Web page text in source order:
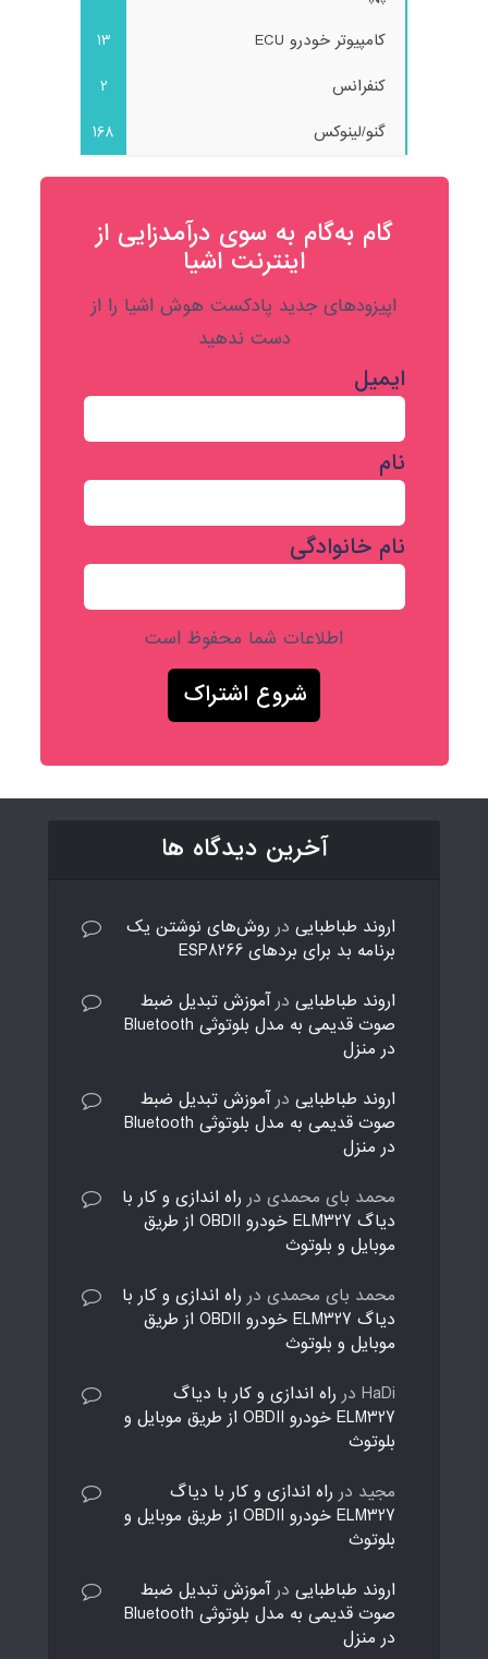
کامپیوتر خودرو ECU
13
کنفرانس
2
گنو/لینوکس
168
گام به‌گام به‌ سوی درآمدزایی از
اینترنت اشیا
اپیزودهای جدید پادکست هوش اشیا را از
دست ندهید
ایمیل
نام
نام خانوادگی
اطلاعات شما محفوظ است
آخرین دیدگاه ها
اروند طباطبایی در روش‌های نوشتن یک
برنامه بد برای بردهای ESP8266
اروند طباطبایی در آموزش تبدیل ضبط
صوت قدیمی به مدل بلوتوثی Bluetooth
در منزل
اروند طباطبایی در آموزش تبدیل ضبط
صوت قدیمی به مدل بلوتوثی Bluetooth
در منزل
محمد بای محمدی در راه اندازی و کار با
دیاگ ELM327 خودرو OBDII از طریق
موبایل و بلوتوث
محمد بای محمدی در راه اندازی و کار با
دیاگ ELM327 خودرو OBDII از طریق
موبایل و بلوتوث
HaDi در راه اندازی و کار با دیاگ
ELM327 خودرو OBDII از طریق موبایل و
بلوتوث
مجید در راه اندازی و کار با دیاگ
ELM327 خودرو OBDII از طریق موبایل و
بلوتوث
اروند طباطبایی در آموزش تبدیل ضبط
صوت قدیمی به مدل بلوتوثی Bluetooth
در منزل